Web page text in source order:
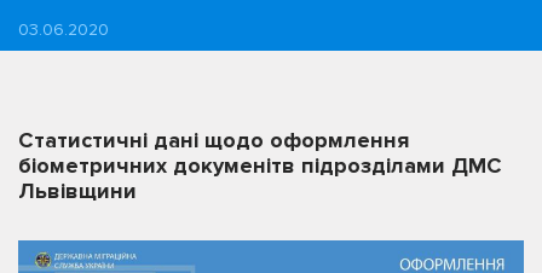
03.06.2020
Статистичні дані щодо оформлення
біометричних докуменітв підрозділами ДМС
Львівщини